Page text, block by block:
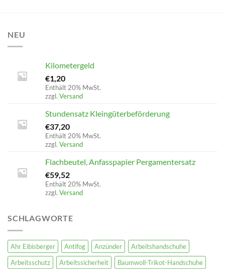
NEU
Kilometergeld
€1,20
Enthält 20% MwSt.
zzgl. Versand
Stundensatz Kleingüterbeförderung
€37,20
Enthält 20% MwSt.
zzgl. Versand
Flachbeutel, Anfasspapier Pergamentersatz
€59,52
Enthält 20% MwSt.
zzgl. Versand
SCHLAGWORTE
Ahr Eibisberger Antifog Anzünder
Arbeitshandschuhe
Arbeitsschutz
Arbeitssicherheit
Baumwoll-Trikot-Handschuhe